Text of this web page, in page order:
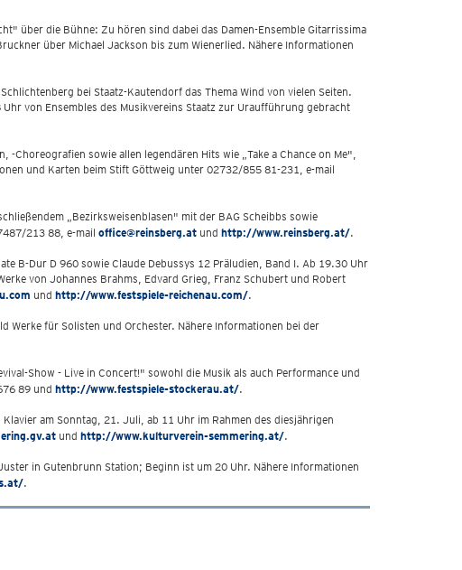
über die Bühne: Zu hören sind dabei das Damen-Ensemble Gitarrissima
über Michael Jackson bis zum Wienerlied. Nähere Informationen
bei Staatz-Kautendorf das Thema Wind von vielen Seiten.
von Ensembles des Musikvereins Staatz zur Uraufführung gebracht
sowie allen legendären Hits wie „Take a Chance on Me",
und Karten beim Stift Göttweig unter 02732/855 81-231, e-mail
„Bezirksweisenblasen" mit der BAG Scheibbs sowie
213 88, e-mail office@reinsberg.at und http://www.reinsberg.at/.
B-Dur D 960 sowie Claude Debussys 12 Präludien, Band I. Ab 19.30 Uhr
von Johannes Brahms, Edvard Grieg, Franz Schubert und Robert
und http://www.festspiele-reichenau.com/.
Werke für Solisten und Orchester. Nähere Informationen bei der
Show - Live in Concert!" sowohl die Musik als auch Performance und
89 und http://www.festspiele-stockerau.at/.
am Sonntag, 21. Juli, ab 11 Uhr im Rahmen des diesjährigen
und http://www.kulturverein-semmering.at/.
in Gutenbrunn Station; Beginn ist um 20 Uhr. Nähere Informationen
.